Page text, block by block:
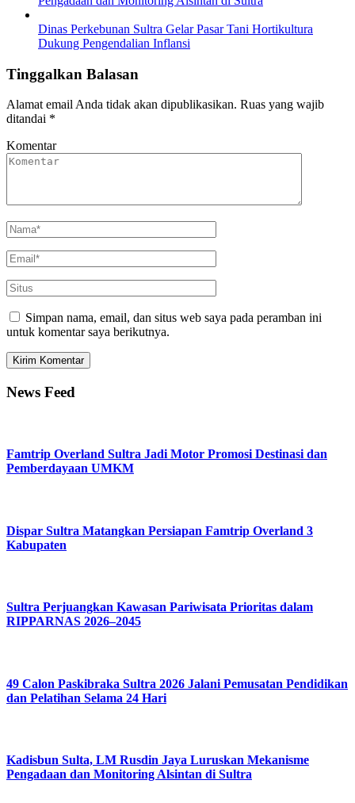
Dinas Perkebunan Sultra Gelar Pasar Tani Hortikultura
Dukung Pengendalian Inflansi
Tinggalkan Balasan
Alamat email Anda tidak akan dipublikasikan. Ruas yang wajib
ditandai *
Komentar
Simpan nama, email, dan situs web saya pada peramban ini
untuk komentar saya berikutnya.
News Feed
Famtrip Overland Sultra Jadi Motor Promosi Destinasi dan
Pemberdayaan UMKM
Dispar Sultra Matangkan Persiapan Famtrip Overland 3
Kabupaten
Sultra Perjuangkan Kawasan Pariwisata Prioritas dalam
RIPPARNAS 2026–2045
49 Calon Paskibraka Sultra 2026 Jalani Pemusatan Pendidikan
dan Pelatihan Selama 24 Hari
Kadisbun Sulta, LM Rusdin Jaya Luruskan Mekanisme
Pengadaan dan Monitoring Alsintan di Sultra